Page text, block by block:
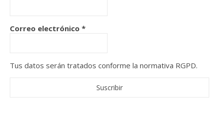
Correo electrónico *
Tus datos serán tratados conforme la normativa RGPD.